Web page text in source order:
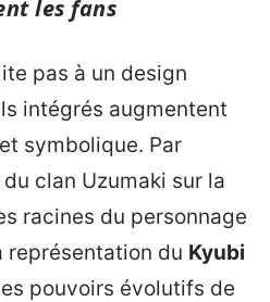
les fans
pas à un design
intégrés augmentent
symbolique. Par
clan Uzumaki sur la
racines du personnage
représentation du Kyubi
pouvoirs évolutifs de